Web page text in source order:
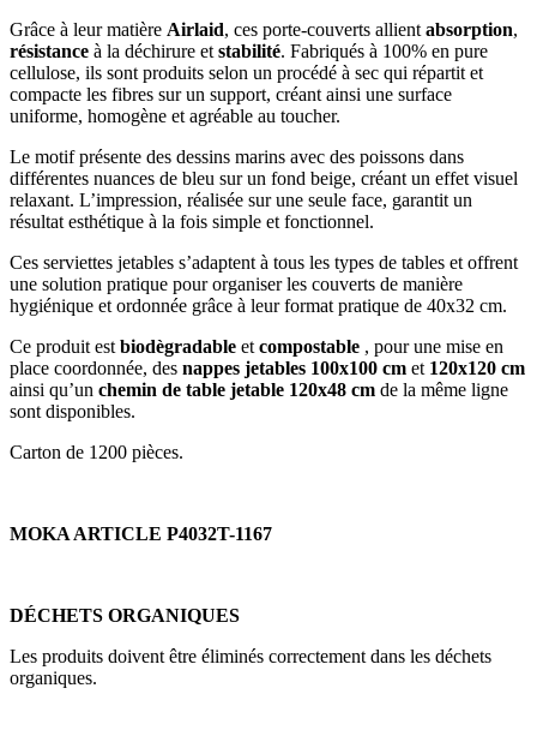
Grâce à leur matière Airlaid, ces porte-couverts allient absorption,
résistance à la déchirure et stabilité. Fabriqués à 100% en pure
cellulose, ils sont produits selon un procédé à sec qui répartit et
compacte les fibres sur un support, créant ainsi une surface
uniforme, homogène et agréable au toucher.
Le motif présente des dessins marins avec des poissons dans
différentes nuances de bleu sur un fond beige, créant un effet visuel
relaxant. L’impression, réalisée sur une seule face, garantit un
résultat esthétique à la fois simple et fonctionnel.
Ces serviettes jetables s’adaptent à tous les types de tables et offrent
une solution pratique pour organiser les couverts de manière
hygiénique et ordonnée grâce à leur format pratique de 40x32 cm.
Ce produit est biodègradable et compostable , pour une mise en
place coordonnée, des nappes jetables 100x100 cm et 120x120 cm
ainsi qu’un chemin de table jetable 120x48 cm de la même ligne
sont disponibles.
Carton de 1200 pièces.
MOKA ARTICLE P4032T-1167
DÉCHETS ORGANIQUES
Les produits doivent être éliminés correctement dans les déchets
organiques.